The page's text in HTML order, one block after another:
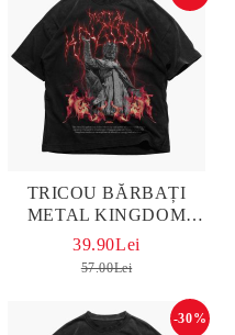
TRICOU BĂRBAȚI
METAL KINGDOM
OVERSIZED
39.90Lei
57.00Lei
-30%